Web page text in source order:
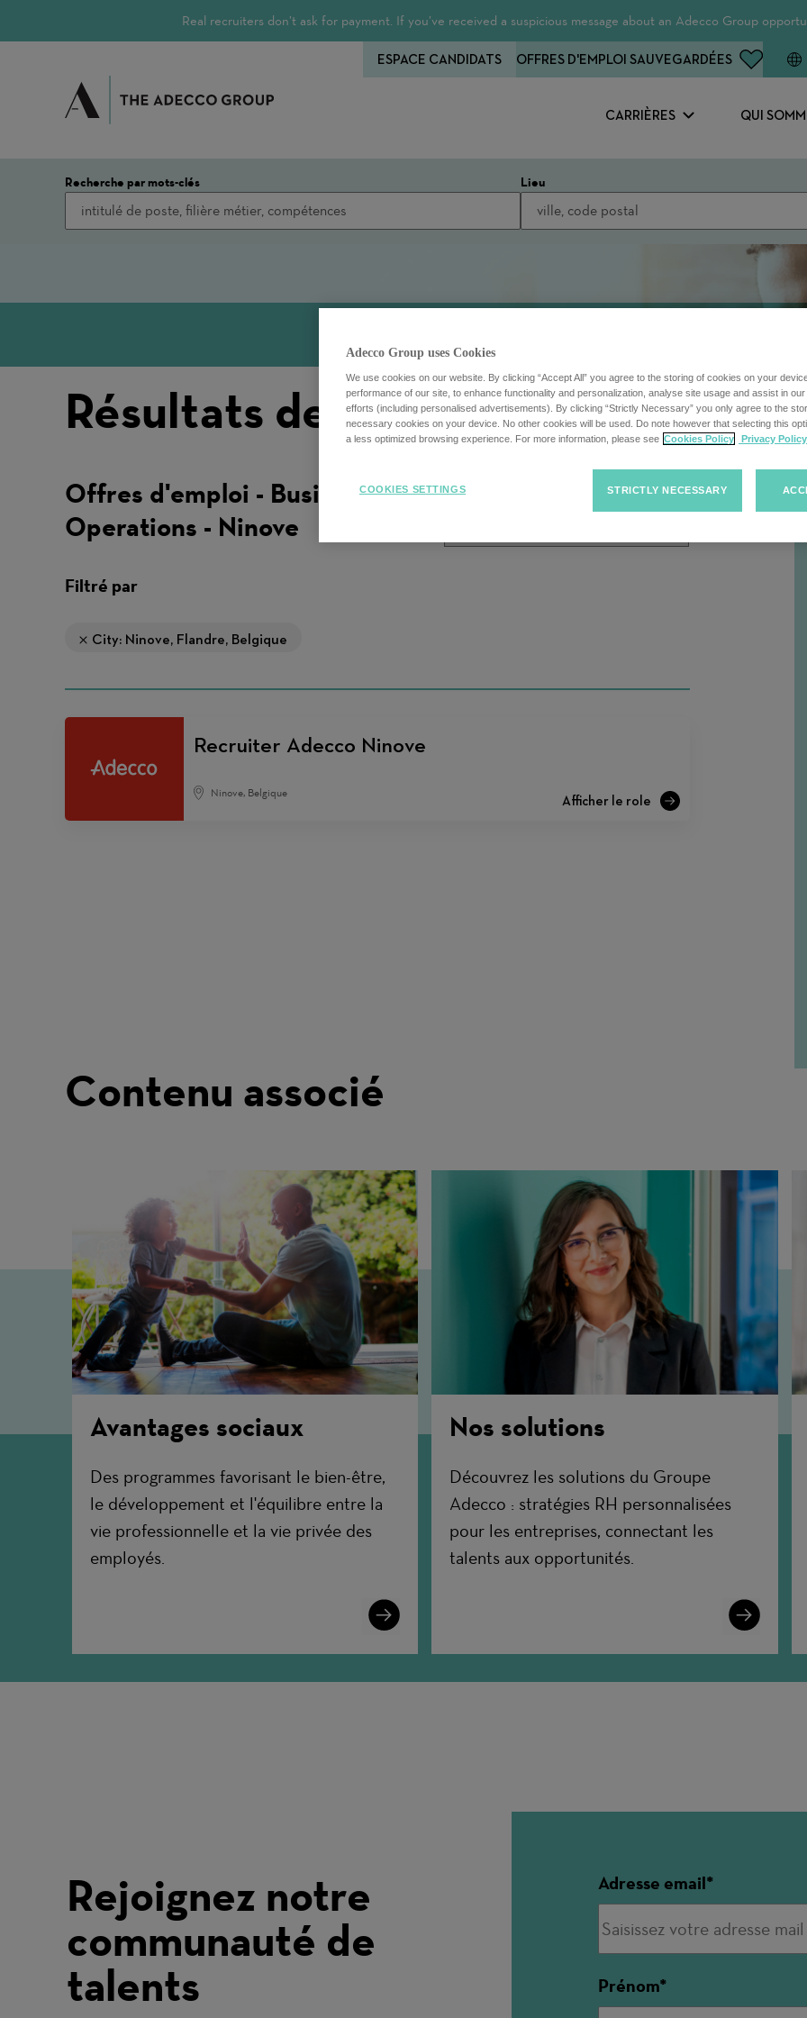
Real recruiters don’t ask for payment. If you’ve received a suspicious message about an Adecco Group
CARRIÈRES QUI
ESPACE CANDIDATS OFFRES D'EMPLOI SAUVEGARDÉES
Recherche par mots-clés Lieu
Résultats de recherche
Trier
Trier les offres d'emploi
Offres d'emploi - Business
Operations - Ninove
Filtré par
City: Ninove, Flandre, Belgique
Recruiter Adecco Ninove
Ninove, Belgique
Contenu associé
Avantages sociaux
Des programmes favorisant le bien-être,
le développement et l'équilibre entre la
vie professionnelle et la vie privée des
employés.
Learn
More
Nos solutions
Découvrez les solutions du Groupe
Adecco : stratégies RH personnalisées
pour les entreprises, connectant les
talents aux opportunités.
Learn
More
Rejoignez notre
communauté de
talents
Adresse email
Prénom
Adecco Group uses Cookies
We use cookies on our website. By clicking “Accept All” you agree to the storing of cookies on your
performance of our site, to enhance functionality and personalization, analyse site usage and assist in
efforts (including personalised advertisements). By clicking “Strictly Necessary” you only agree to the
necessary cookies on your device. No other cookies will be used. Do note however that selecting this
a less optimized browsing experience. For more information, please see Cookies Policy Privacy Policy
STRICTLY NECESSARY
COOKIES SETTINGS